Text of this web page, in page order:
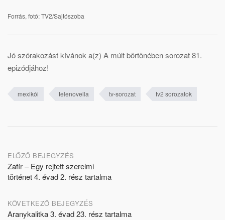
Forrás, fotó: TV2/Sajtószoba
Jó szórakozást kívánok a(z) A múlt börtönében sorozat 81.
epizódjához!
mexikói telenovella tv-sorozat tv2 sorozatok
Post
navigation
ELŐZŐ BEJEGYZÉS
Zafír – Egy rejtett szerelmi
történet 4. évad 2. rész tartalma
KÖVETKEZŐ BEJEGYZÉS
Aranykalitka 3. évad 23. rész tartalma